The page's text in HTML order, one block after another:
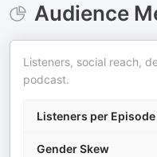
Audience
Listeners, social reach,
podcast.
Listeners per Episode
Gender Skew